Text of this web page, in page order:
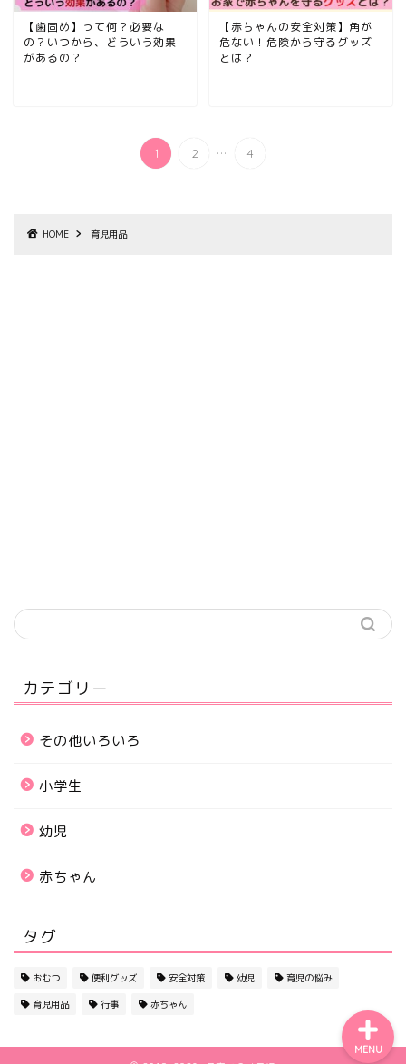
【歯固め】って何？必要な
の？いつから、どういう効果
があるの？
【赤ちゃんの安全対策】角が
危ない！危険から守るグッズ
とは？
1 2 ... 4
HOME 育児用品
カテゴリー
その他いろいろ
小学生
幼児
赤ちゃん
タグ
おむつ 便利グッズ 安全対策 幼児 育児の悩み
育児用品 行事 赤ちゃん
MENU
初めての方へ